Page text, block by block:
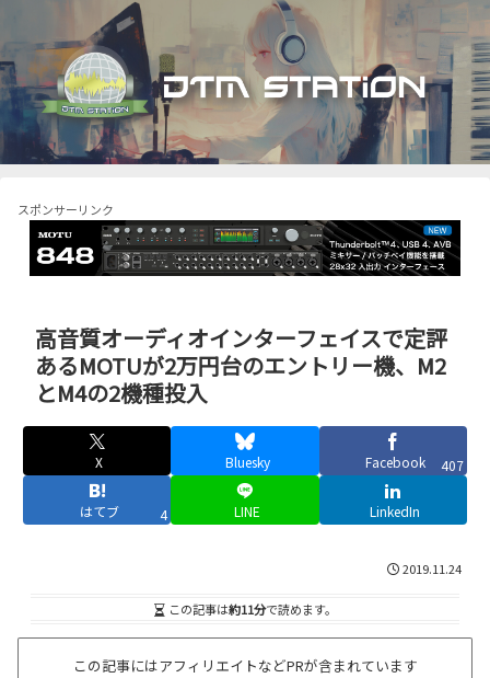
スポンサーリンク
高音質オーディオインターフェイスで定評
あるMOTUが2万円台のエントリー機、M2
とM4の2機種投入
X Bluesky Facebook 407
はてブ 4 LINE LinkedIn
2019.11.24
この記事は約11分で読めます。
この記事にはアフィリエイトなどPRが含まれています